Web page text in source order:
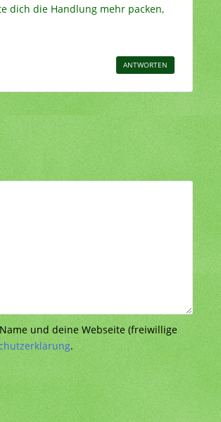
dich die Handlung mehr packen,
ANTWORTEN
und deine Webseite (freiwillige
.